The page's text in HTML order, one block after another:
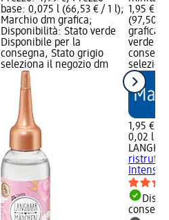
base: 0,075 l (66,53 € / 1 l);
Marchio dm grafica;
Disponibilità: Stato verde
Disponibile per la
consegna, Stato grigio
seleziona il negozio dm
1,95 €;
(97,50 €
grafica;
verde
1,95 €
0,02 l